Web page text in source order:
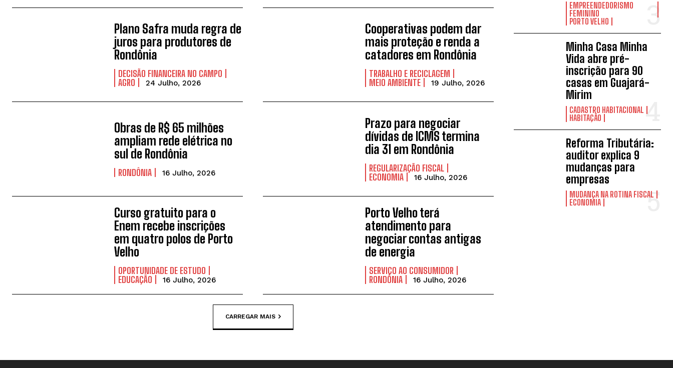
Plano Safra muda regra de
juros para produtores de
Rondônia
DECISÃO FINANCEIRA NO CAMPO
AGRO
24 Julho, 2026
Cooperativas podem dar
mais proteção e renda a
catadores em Rondônia
TRABALHO E RECICLAGEM
MEIO AMBIENTE
19 Julho, 2026
Obras de R$ 65 milhões
ampliam rede elétrica no
sul de Rondônia
RONDÔNIA 16 Julho, 2026
Prazo para negociar
dívidas de ICMS termina
dia 31 em Rondônia
REGULARIZAÇÃO FISCAL
ECONOMIA
16 Julho, 2026
Curso gratuito para o
Enem recebe inscrições
em quatro polos de Porto
Velho
OPORTUNIDADE DE ESTUDO
EDUCAÇÃO
16 Julho, 2026
Porto Velho terá
atendimento para
negociar contas antigas
de energia
SERVIÇO AO CONSUMIDOR
RONDÔNIA
16 Julho, 2026
CARREGAR MAIS
EMPREENDEDORISMO
FEMININO
PORTO VELHO
Minha Casa Minha
Vida abre pré-
inscrição para 90
casas em Guajará-
Mirim
CADASTRO HABITACIONAL
HABITAÇÃO
Reforma Tributária:
auditor explica 9
mudanças para
empresas
MUDANÇA NA ROTINA FISCAL
ECONOMIA